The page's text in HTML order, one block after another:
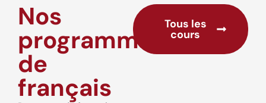
Nos
programmes
de
français
Tous les
cours